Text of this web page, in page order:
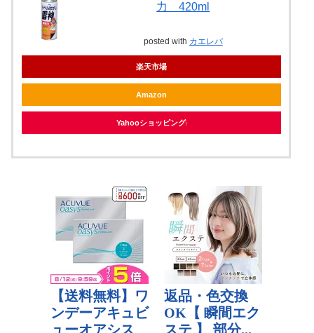
力 420ml
posted with カエレバ
楽天市場
Amazon
Yahooショッピング